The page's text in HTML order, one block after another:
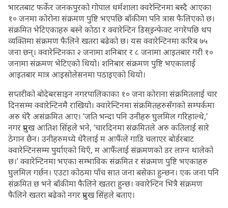
भारतबाट फर्केर जनकपुरको गोपाल धर्मशाला क्वरेन्टिनमा बस्दै आएका
१० जनमा कोरोना संक्रमण पुष्टि भएपछि बाँकीमा पनि त्रास फैलिएको छ।
संक्रमित भेटिएकाहरु बस्ने कोठा र क्वारेन्टिन डिस्इन्फेक्ट नगरेपछि थप
व्यक्तिमा संक्रमण फैलिने खतरा बढेको छ। यस क्वारेन्टिनमा करिब ७५
जना छन्। क्वारेन्टिनका २ जनामा शनिबार र ८ जनामा आइतबार गरी १०
जनामा संक्रमण भेटिएको थियो। शनिबार संक्रमण पुष्टि भएकालाई
आइतबार मात्र आइसोलेसनमा पठाइएको थियो।
सप्तरीको बोदेबरसाइन नगरपालिकाका १० जना कोराना संक्रमितलाई चार
दिनसम्म क्वारेन्टिनमै राखियो। क्वारेन्टिनमा संक्रमितहरुसँगको सम्पर्कमा
अरु धेरै असंक्रमित आए। ‘जति भन्दा पनि उनीहरु घुलमिल गरिहाल्थे,’
नगर प्रमुख आतिश सिंहले भने, ‘चारदिनमा संक्रमितले अरु कतिलाई सारे
ठेगान छैन। उनीहरुमध्ये धेरैलाई म आफैंले गाडि चलाएर बोर्डरबाट
क्वारेन्टिनसम्म पुर्याएको थिएँ, म आफैंलाई संक्रमणको डर लाग्न थालेको
छ।’ क्वारेन्टिनमा भएका सम्भाविक संक्रमित र संक्रमण पुष्टि भएकाहरु
घुलमिल गर्छन। एउटा कोठमा पाँच सात जना बसेका हुन्छन। एक जना पनि
संक्रमित छ भने बाँकीमा फैलिने खतरा हुन्छ। क्वारेन्टिन भित्रै संक्रमण
फैलिने खतरा बढेको नगर प्रमुख सिंहले बताए।